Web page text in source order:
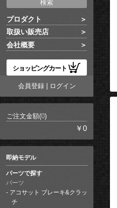
プロダクト
取扱い販売店
会社概要
ショッピングカート
会員登録| ログイン
ご注文金額(0)
￥0
即納モデル
パーツで探す
パーツ
アコサット ブレーキ&クラッ
チ